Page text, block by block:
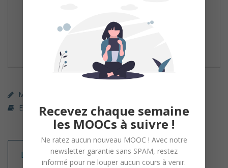
MOOC (gratuit)
Education Numérique
Lire la suite
Recevez chaque semaine
les MOOCs à suivre !
Ne ratez aucun nouveau MOOC ! Avec notre
newsletter garantie sans SPAM, restez
informé pour ne louper aucun cours à venir.